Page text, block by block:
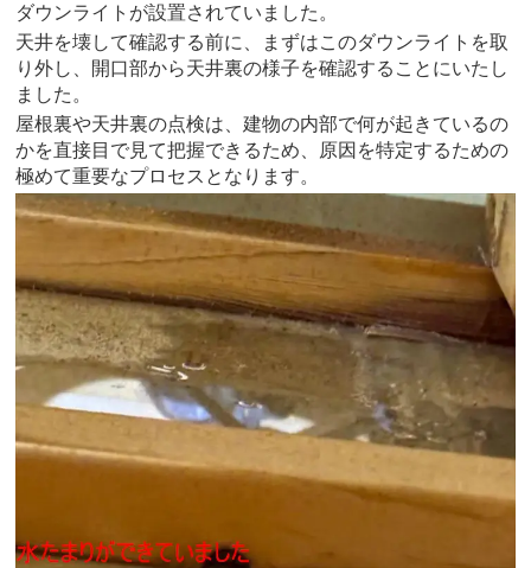
ダウンライトが設置されていました。
天井を壊して確認する前に、まずはこのダウンライトを取
り外し、開口部から天井裏の様子を確認することにいたし
ました。
屋根裏や天井裏の点検は、建物の内部で何が起きているの
かを直接目で見て把握できるため、原因を特定するための
極めて重要なプロセスとなります。